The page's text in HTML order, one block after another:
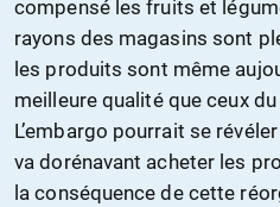
compensé les fruits et
rayons des magasins sont
les produits sont même
meilleure qualité que ceux
L’embargo pourrait se
va dorénavant acheter les
la conséquence de cette